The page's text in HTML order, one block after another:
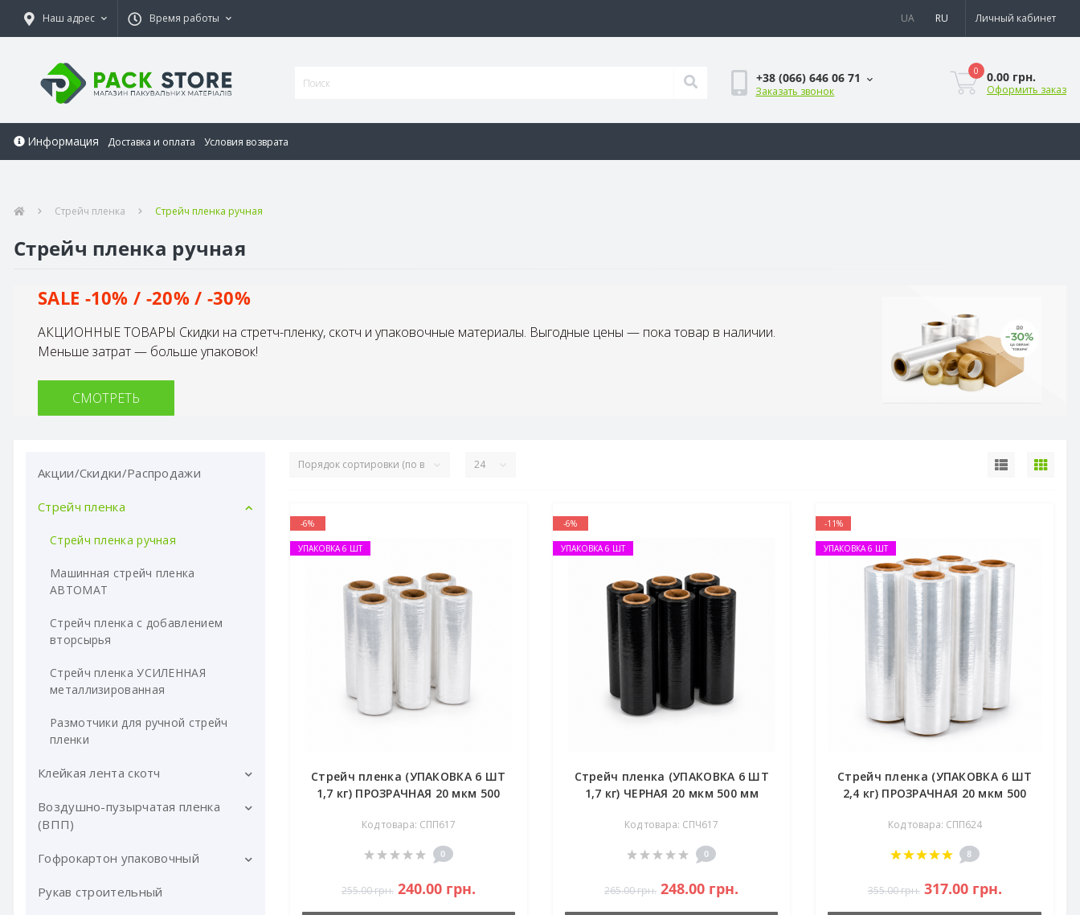
Наш адрес Время работы UA RU Личный кабинет
+38 (066) 646 06 71
Заказать звонок
0 0.00 грн.
Оформить заказ
Информация Доставка и оплата Условия возврата
Стрейч пленка Стрейч пленка ручная
Стрейч пленка ручная
SALE -10% / -20% / -30%
АКЦИОННЫЕ ТОВАРЫ Скидки на стретч-пленку, скотч и упаковочные материалы. Выгодные цены — пока товар в наличии.
Меньше затрат — больше упаковок!
СМОТРЕТЬ
Акции/Скидки/Распродажи
Стрейч пленка
Стрейч пленка ручная
Машинная стрейч пленка
АВТОМАТ
Стрейч пленка с добавлением
вторсырья
Стрейч пленка УСИЛЕННАЯ
металлизированная
Размотчики для ручной стрейч
пленки
Клейкая лента скотч
Скотч клейкая лента прозрачная
Двухсторонний скотч
Воздушно-пузырчатая пленка
(ВПП)
Воздушно-пузырчатая пленка в
Гофрокартон упаковочный
Гофрокартон в рулонах
Рукав строительный
-6%
УПАКОВКА 6 ШТ
Стрейч пленка (УПАКОВКА 6 ШТ
1,7 кг) ПРОЗРАЧНАЯ 20 мкм 500
Код товара: СПП617
0
255.00 грн. 240.00 грн.
-6%
УПАКОВКА 6 ШТ
Стрейч пленка (УПАКОВКА 6 ШТ
1,7 кг) ЧЕРНАЯ 20 мкм 500 мм
Код товара: СПЧ617
0
265.00 грн. 248.00 грн.
-11%
УПАКОВКА 6 ШТ
Стрейч пленка (УПАКОВКА 6 ШТ
2,4 кг) ПРОЗРАЧНАЯ 20 мкм 500
Код товара: СПП624
8
355.00 грн. 317.00 грн.